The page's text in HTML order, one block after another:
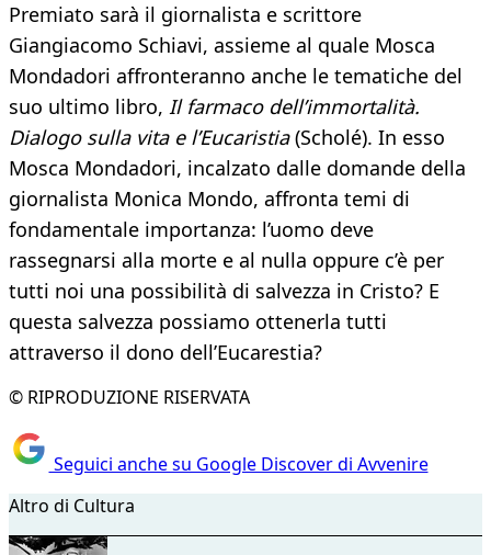
Premiato sarà il giornalista e scrittore
Giangiacomo Schiavi, assieme al quale Mosca
Mondadori affronteranno anche le tematiche del
suo ultimo libro, Il farmaco dell’immortalità.
Dialogo sulla vita e l’Eucaristia(Scholé). In esso
Mosca Mondadori, incalzato dalle domande della
giornalista Monica Mondo, affronta temi di
fondamentale importanza: l’uomo deve
rassegnarsi alla morte e al nulla oppure c’è per
tutti noi una possibilità di salvezza in Cristo? E
questa salvezza possiamo ottenerla tutti
attraverso il dono dell’Eucarestia?
© RIPRODUZIONE RISERVATA
Seguici anche su Google Discover di Avvenire
Altro di Cultura